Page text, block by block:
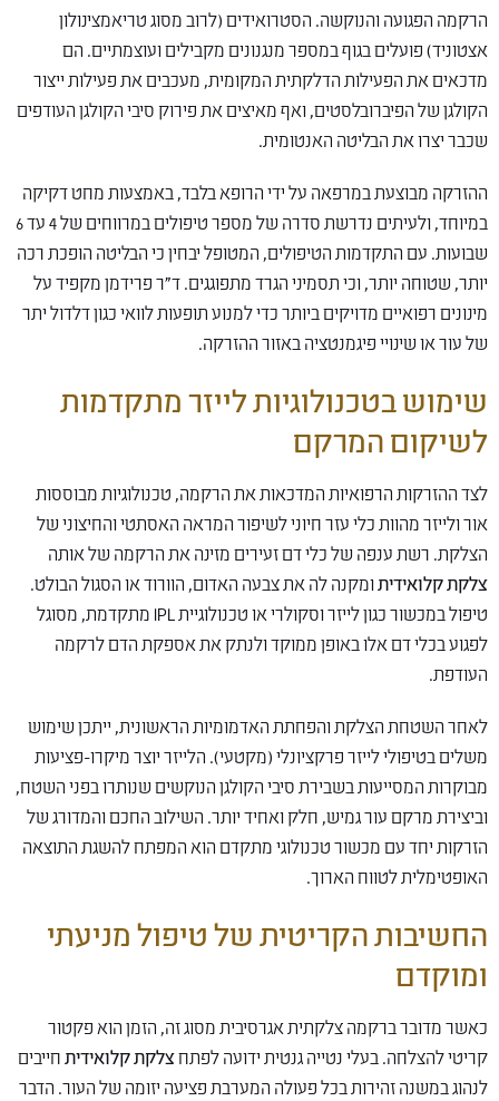
הרקמה הפגועה והנוקשה. הסטרואידים (לרוב מסוג טריאמצינולון
אצטוניד) פועלים בגוף במספר מנגנונים מקבילים ועוצמתיים. הם
מדכאים את הפעילות הדלקתית המקומית, מעכבים את פעילות ייצור
הקולגן של הפיברובלסטים, ואף מאיצים את פירוק סיבי הקולגן העודפים
שכבר יצרו את הבליטה האנטומית.
ההזרקה מבוצעת במרפאה על ידי הרופא בלבד, באמצעות מחט דקיקה
במיוחד, ולעיתים נדרשת סדרה של מספר טיפולים במרווחים של 4 עד 6
שבועות. עם התקדמות הטיפולים, המטופל יבחין כי הבליטה הופכת רכה
יותר, שטוחה יותר, וכי תסמיני הגרד מתפוגגים. ד"ר פרידמן מקפיד על
מינונים רפואיים מדויקים ביותר כדי למנוע תופעות לוואי כגון דלדול יתר
של עור או שינויי פיגמנטציה באזור ההזרקה.
שימוש בטכנולוגיות לייזר מתקדמות
לשיקום המרקם
לצד ההזרקות הרפואיות המדכאות את הרקמה, טכנולוגיות מבוססות
אור ולייזר מהוות כלי עזר חיוני לשיפור המראה האסתטי והחיצוני של
הצלקת. רשת ענפה של כלי דם זעירים מזינה את הרקמה של אותה
צלקת קלואידית ומקנה לה את צבעה האדום, הוורוד או הסגול הבולט.
טיפול במכשור כגון לייזר וסקולרי או טכנולוגיית IPL מתקדמת, מסוגל
לפגוע בכלי דם אלו באופן ממוקד ולנתק את אספקת הדם לרקמה
העודפת.
לאחר השטחת הצלקת והפחתת האדמומיות הראשונית, ייתכן שימוש
משלים בטיפולי לייזר פרקציונלי (מקטעי). הלייזר יוצר מיקרו-פציעות
מבוקרות המסייעות בשבירת סיבי הקולגן הנוקשים שנותרו בפני השטח,
וביצירת מרקם עור גמיש, חלק ואחיד יותר. השילוב החכם והמדורג של
הזרקות יחד עם מכשור טכנולוגי מתקדם הוא המפתח להשגת התוצאה
האופטימלית לטווח הארוך.
החשיבות הקריטית של טיפול מניעתי
ומוקדם
כאשר מדובר ברקמה צלקתית אגרסיבית מסוג זה, הזמן הוא פקטור
קריטי להצלחה. בעלי נטייה גנטית ידועה לפתחצלקת קלואידית חייבים
לנהוג במשנה זהירות בכל פעולה המערבת פציעה יזומה של העור. הדבר